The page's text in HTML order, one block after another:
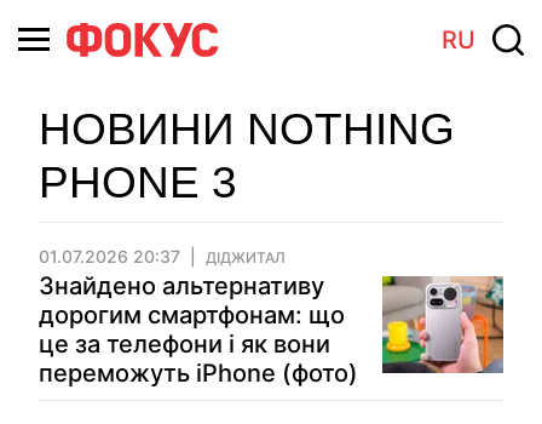
RU
НОВИНИ NOTHING
PHONE 3
01.07.2026 20:37 ДІДЖИТАЛ
Знайдено альтернативу
дорогим смартфонам: що
це за телефони і як вони
переможуть iPhone (фото)